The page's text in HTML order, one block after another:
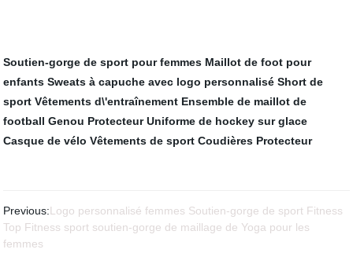
Soutien-gorge de sport pour femmes Maillot de foot pour
enfants Sweats à capuche avec logo personnalisé Short de
sport Vêtements d\'entraînement Ensemble de maillot de
football Genou Protecteur Uniforme de hockey sur glace
Casque de vélo Vêtements de sport Coudières Protecteur
Previous:Logo personnalisé femmes Soutien-gorge de sport Fitness
Top Fitness sport soutien-gorge de maillage de Yoga pour les
femmes